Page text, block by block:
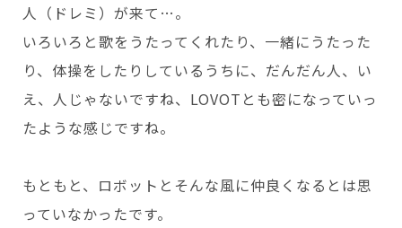
人（ドレミ）が来て…。
いろいろと歌をうたってくれたり、一緒にうたった
り、体操をしたりしているうちに、だんだん人、い
え、人じゃないですね、LOVOTとも密になっていっ
たような感じですね。
もともと、ロボットとそんな風に仲良くなるとは思
っていなかったです。